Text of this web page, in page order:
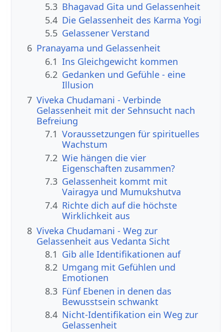
5.3 Bhagavad Gita und Gelassenheit
5.4 Die Gelassenheit des Karma Yogi
5.5 Gelassener Verstand
6 Pranayama und Gelassenheit
6.1 Ins Gleichgewicht kommen
6.2 Gedanken und Gefühle - eine
Illusion
7 Viveka Chudamani - Verbinde
Gelassenheit mit der Sehnsucht nach
Befreiung
7.1 Voraussetzungen für spirituelles
Wachstum
7.2 Wie hängen die vier
Eigenschaften zusammen?
7.3 Gelassenheit kommt mit
Vairagya und Mumukshutva
7.4 Richte dich auf die höchste
Wirklichkeit aus
8 Viveka Chudamani - Weg zur
Gelassenheit aus Vedanta Sicht
8.1 Gib alle Identifikationen auf
8.2 Umgang mit Gefühlen und
Emotionen
8.3 Fünf Ebenen in denen das
Bewusstsein schwankt
8.4 Nicht-Identifikation ein Weg zur
Gelassenheit